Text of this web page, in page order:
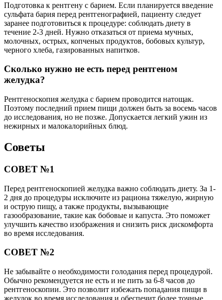
Подготовка к рентгену с барием. Если планируется введение
сульфата бария перед рентгенографией, пациенту следует
заранее подготовиться к процедуре: соблюдать диету в
течение 2-3 дней. Нужно отказаться от приема мучных,
молочных, острых, копченых продуктов, бобовых культур,
черного хлеба, газированных напитков.
Сколько нужно не есть перед рентгеном
желудка?
Рентгеноскопия желудка с барием проводится натощак.
Поэтому последний прием пищи должен быть за восемь часов
до исследования, но не позже. Допускается легкий ужин из
нежирных и малокалорийных блюд.
Советы
СОВЕТ №1
Перед рентгеноскопией желудка важно соблюдать диету. За 1-
2 дня до процедуры исключите из рациона тяжелую, жирную
и острую пищу, а также продукты, вызывающие
газообразование, такие как бобовые и капуста. Это поможет
улучшить качество изображения и снизить риск дискомфорта
во время исследования.
СОВЕТ №2
Не забывайте о необходимости голодания перед процедурой.
Обычно рекомендуется не есть и не пить за 6-8 часов до
рентгеноскопии. Это позволит избежать попадания пищи в